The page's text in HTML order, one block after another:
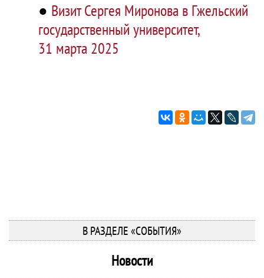
● Визит Сергея Миронова в Гжельский
государственный университет,
31 марта 2025
В РАЗДЕЛЕ «СОБЫТИЯ»
Новости